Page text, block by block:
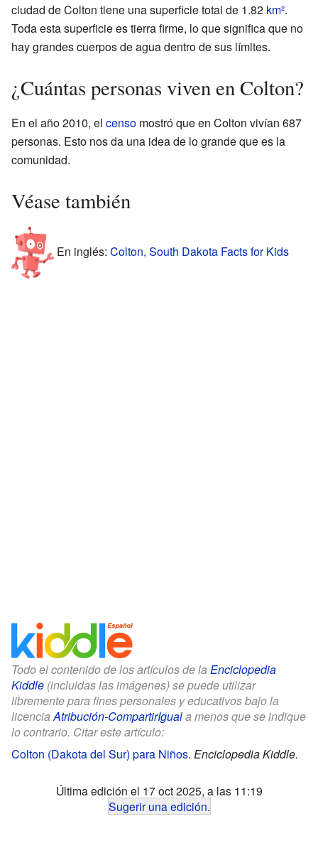
ciudad de Colton tiene una superficie total de 1.82 km².
Toda esta superficie es tierra firme, lo que significa que no
hay grandes cuerpos de agua dentro de sus límites.
¿Cuántas personas viven en Colton?
En el año 2010, el censo mostró que en Colton vivían 687
personas. Esto nos da una idea de lo grande que es la
comunidad.
Véase también
En inglés: Colton, South Dakota Facts for Kids
Todo el contenido de los artículos de la Enciclopedia
Kiddle (incluidas las imágenes) se puede utilizar
libremente para fines personales y educativos bajo la
licenciaAtribución-CompartirIguala menos que se indique
lo contrario. Citar este artículo:
Colton (Dakota del Sur) para Niños. Enciclopedia Kiddle.
Última edición el 17 oct 2025, a las 11:19
Sugerir una edición.